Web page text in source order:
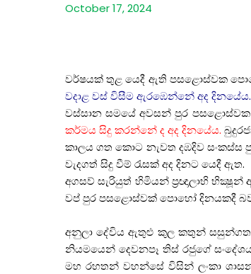
October 17, 2024
වර්ෂයක්තුළ යෙදී ඇති පසළොස්වක
වදාළවස්විසීමඇරඹෙන්නේඅදදිනයේය.
වස්සාන සමයේ අවසන් පුර පසළොස්වක
කර්මයසිදුකරන්නේදඅදදිනයේය.
කාලය ගත කොට නැවත දඹදිව සංකස්ස
වැදගත් සිදුවීම්රැසක්අදදිනටයෙදීඇත.
අගසව් සැරියුත් හිමියන් ප්රඥාලාභි භික්ෂූන්
වප්පුරපසළොස්වක්පොහෝදිනයකදී
අනුලා දේවිය ඇතුළු කුල කතුන් සසුන්ගත
නියමයෙන් දෙවනපෑ තිස් රජුගේ
මහ රහතන් වහන්සේ විසින් ලංකා